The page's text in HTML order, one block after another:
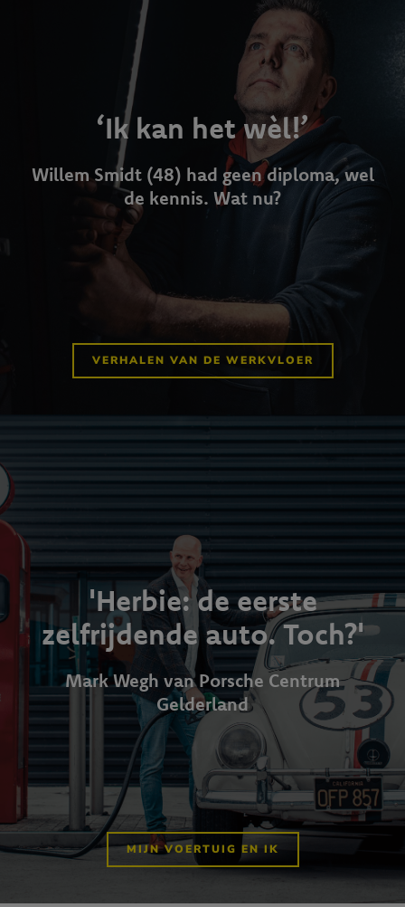
‘Ik kan het wèl!’
Willem Smidt (48) had geen diploma, wel
de kennis. Wat nu?
VERHALEN VAN DE WERKVLOER
'Herbie: de eerste
zelfrijdende auto. Toch?'
Mark Wegh van Porsche Centrum
Gelderland
MIJN VOERTUIG EN IK